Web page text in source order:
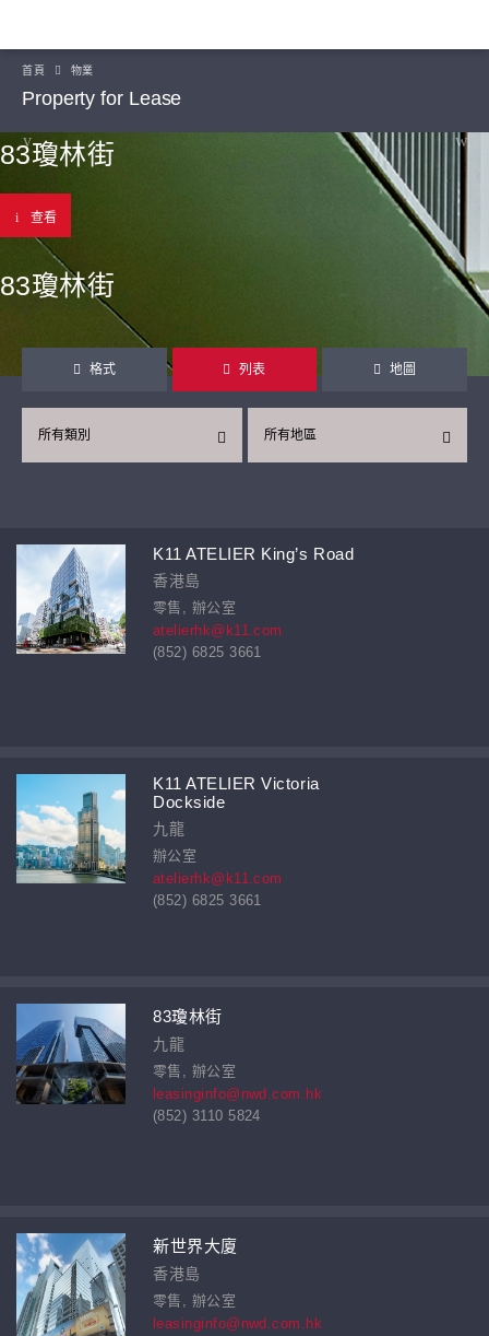
首頁 物業
Property for Lease
83瓊林街
查看
83瓊林街
格式 列表 地圖
所有地區
所有類別
K11 ATELIER King’s Road
香港島
零售, 辦公室
atelierhk@k11.com
(852) 6825 3661
K11 ATELIER Victoria
Dockside
九龍
辦公室
atelierhk@k11.com
(852) 6825 3661
83瓊林街
九龍
零售, 辦公室
leasinginfo@nwd.com.hk
(852) 3110 5824
新世界大廈
香港島
零售, 辦公室
leasinginfo@nwd.com.hk